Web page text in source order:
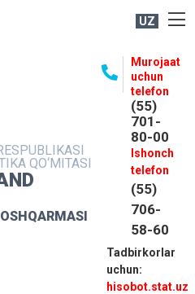
UZ
QO‘MITASI
Murojaat
uchun
telefon
(55)
701-
80-00
Ishonch
telefon
(55)
706-
58-60
Tadbirkorlar
uchun:
hisobot.stat.uz
XIZMATI